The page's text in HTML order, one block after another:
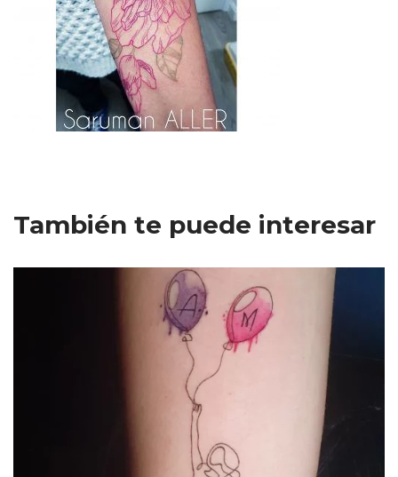
También te puede interesar